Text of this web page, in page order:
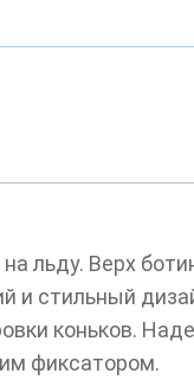
льду. Верх
и стильный
коньков.
фиксатором.